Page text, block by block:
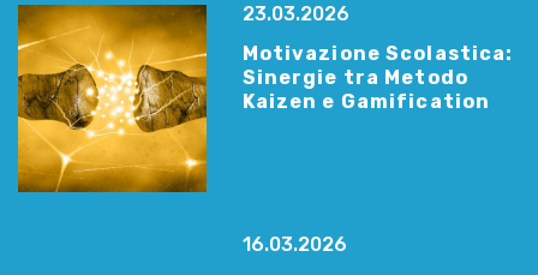
23.03.2026
Motivazione Scolastica:
Sinergie tra Metodo
Kaizen e Gamification
16.03.2026